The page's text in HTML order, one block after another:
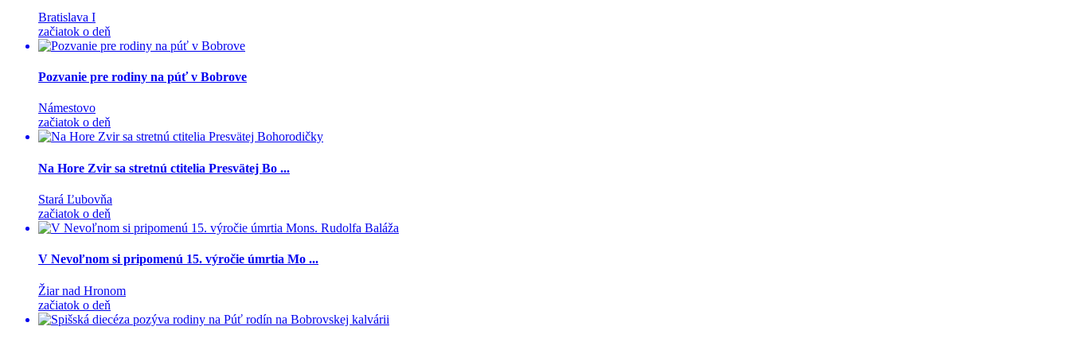
Bratislava I
začiatok o deň
Pozvanie pre rodiny na púť v Bobrove
Námestovo
začiatok o deň
Na Hore Zvir sa stretnú ctitelia Presvätej Bo ...
Stará Ľubovňa
začiatok o deň
V Nevoľnom si pripomenú 15. výročie úmrtia Mo ...
Žiar nad Hronom
začiatok o deň